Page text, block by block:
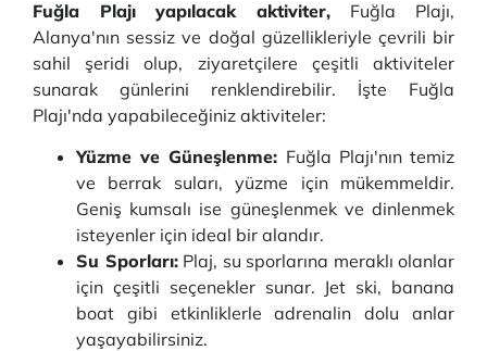
Fuğla Plajı yapılacak aktiviter, Fuğla Plajı,
Alanya'nın sessiz ve doğal güzellikleriyle çevrili bir
sahil şeridi olup, ziyaretçilere çeşitli aktiviteler
sunarak günlerini renklendirebilir. İşte Fuğla
Plajı'nda yapabileceğiniz aktiviteler:
Yüzme ve Güneşlenme: Fuğla Plajı'nın temiz
ve berrak suları, yüzme için mükemmeldir.
Geniş kumsalı ise güneşlenmek ve dinlenmek
isteyenler için ideal bir alandır.
Su Sporları:Plaj, su sporlarına meraklı olanlar
için çeşitli seçenekler sunar. Jet ski, banana
boat gibi etkinliklerle adrenalin dolu anlar
yaşayabilirsiniz.